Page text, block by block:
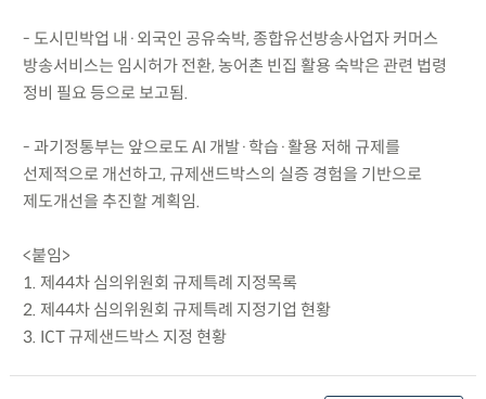
- 도시민박업 내·외국인 공유숙박, 종합유선방송사업자 커머스
방송서비스는 임시허가 전환, 농어촌 빈집 활용 숙박은 관련 법령
정비 필요 등으로 보고됨.
- 과기정통부는 앞으로도 AI 개발·학습·활용 저해 규제를
선제적으로 개선하고, 규제샌드박스의 실증 경험을 기반으로
제도개선을 추진할 계획임.
<붙임>
1. 제44차 심의위원회 규제특례 지정목록
2. 제44차 심의위원회 규제특례 지정기업 현황
3. ICT 규제샌드박스 지정 현황